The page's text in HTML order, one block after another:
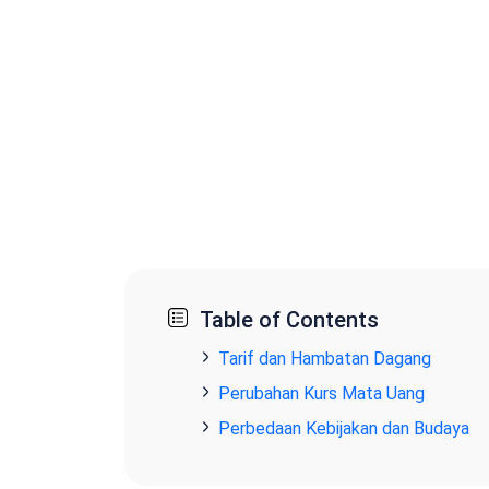
Table of Contents
Tarif dan Hambatan Dagang
Perubahan Kurs Mata Uang
Perbedaan Kebijakan dan Budaya